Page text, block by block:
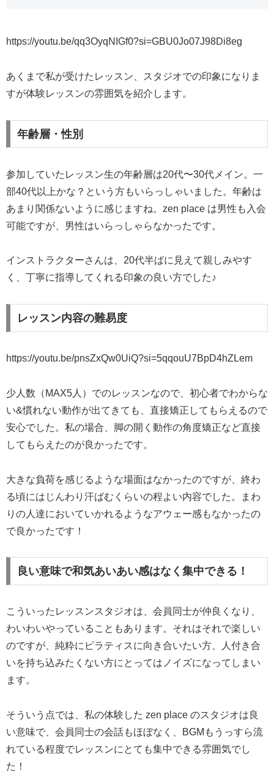
https://youtu.be/qq3OyqNIGf0?si=GBU0Jo07J98Di8eg
あくまで私が受けたレッスン、スタジオでの印象になりま
すが体験レッスンの雰囲気を紹介します。
年齢層・性別
参加していたレッスン生の年齢層は20代〜30代メイン。一
部40代以上かな？という方もいらっしゃいました。年齢は
あまり関係ないように感じますね。zen place は男性も入会
可能ですが、男性はいらっしゃらなかったです。
インストラクターさんは、20代半ばに見えて親しみやす
く、丁寧に指導してくれる印象の良い方でした♪
レッスン内容の難易度
https://youtu.be/pnsZxQw0UiQ?si=5qqouU7BpD4hZLem
少人数（MAX5人）でのレッスンなので、初心者でわからな
い&慣れない動作が出てきても、直接矯正してもらえるので
安心でした。私の場合、脚の開く動作の角度矯正など直接
してもらえたのが良かったです。
大きな負荷を感じるような場面はなかったのですが、終わ
る頃にはじんわり汗ばむくらいの程よい内容でした。まわ
りの人達においていかれるようなアウェー感もなかったの
で良かったです！
良い意味で和気あいあい感はなく集中できる！
こういったレッスンスタジオは、会員同士が仲良くなり、
わいわいやっていることもあります。それはそれで楽しい
のですが、純粋にピラティスに向き合いたい方、人付き合
いを持ち込みたくない方にとってはノイズになってしまい
ます。
そういう点では、私の体験した zen place のスタジオは良
い意味で、会員同士の会話もほぼなく、BGMもうっすら流
れている程度でレッスンにとても集中できる雰囲気でし
た！